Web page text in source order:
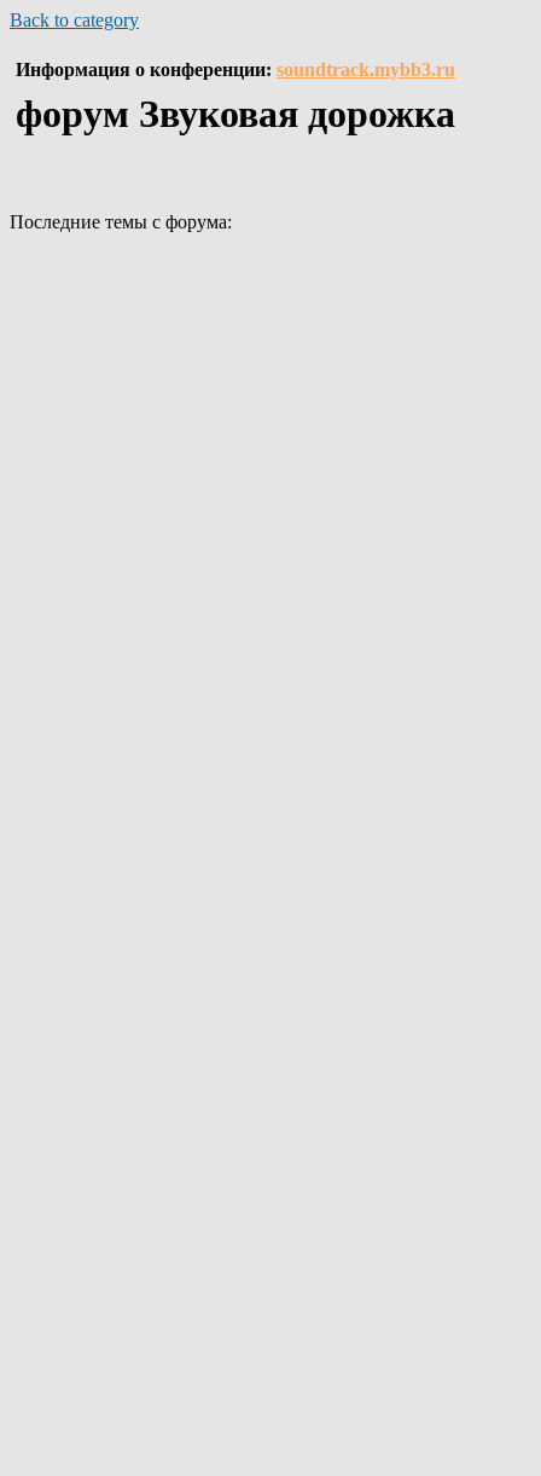
Back to category
Информация о конференции: soundtrack.mybb3.ru
форум Звуковая дорожка
Последние темы с форума: